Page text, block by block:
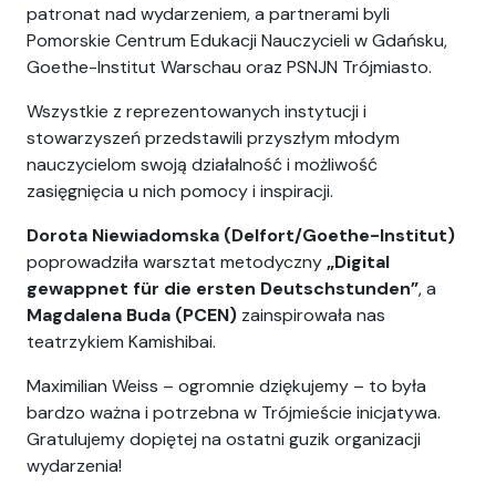
patronat nad wydarzeniem, a partnerami byli
Pomorskie Centrum Edukacji Nauczycieli w Gdańsku,
Goethe-Institut Warschau oraz PSNJN Trójmiasto.
Wszystkie z reprezentowanych instytucji i
stowarzyszeń przedstawili przyszłym młodym
nauczycielom swoją działalność i możliwość
zasięgnięcia u nich pomocy i inspiracji.
Dorota Niewiadomska (Delfort/Goethe-Institut)
poprowadziła warsztat metodyczny „Digital
gewappnet für die ersten Deutschstunden”, a
Magdalena Buda (PCEN) zainspirowała nas
teatrzykiem Kamishibai.
Maximilian Weiss – ogromnie dziękujemy – to była
bardzo ważna i potrzebna w Trójmieście inicjatywa.
Gratulujemy dopiętej na ostatni guzik organizacji
wydarzenia!